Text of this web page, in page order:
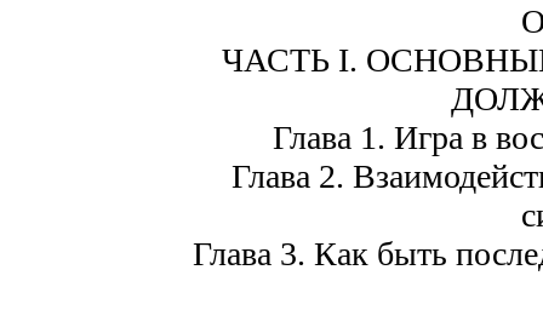
ЧАСТЬ I.
Глава 1. Игра в
Глава 2.
Глава 3. Как быть